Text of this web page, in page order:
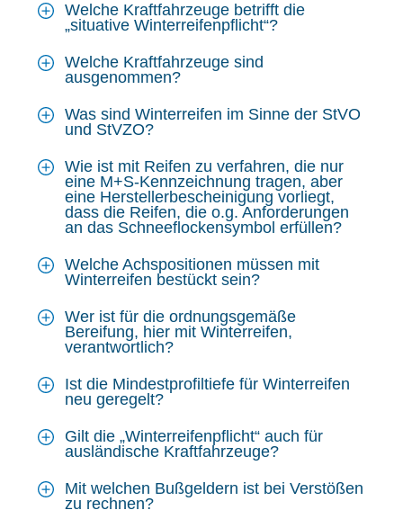
Welche Kraftfahrzeuge betrifft die
„situative Winterreifenpflicht“?
Welche Kraftfahrzeuge sind
ausgenommen?
Was sind Winterreifen im Sinne der StVO
und StVZO?
Wie ist mit Reifen zu verfahren, die nur
eine M+S-Kennzeichnung tragen, aber
eine Herstellerbescheinigung vorliegt,
dass die Reifen, die o.g. Anforderungen
an das Schneeflockensymbol erfüllen?
Welche Achspositionen müssen mit
Winterreifen bestückt sein?
Wer ist für die ordnungsgemäße
Bereifung, hier mit Winterreifen,
verantwortlich?
Ist die Mindestprofiltiefe für Winterreifen
neu geregelt?
Gilt die „Winterreifenpflicht“ auch für
ausländische Kraftfahrzeuge?
Mit welchen Bußgeldern ist bei Verstößen
zu rechnen?